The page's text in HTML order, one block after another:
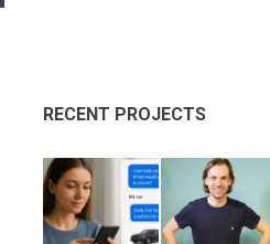
RECENT PROJECTS